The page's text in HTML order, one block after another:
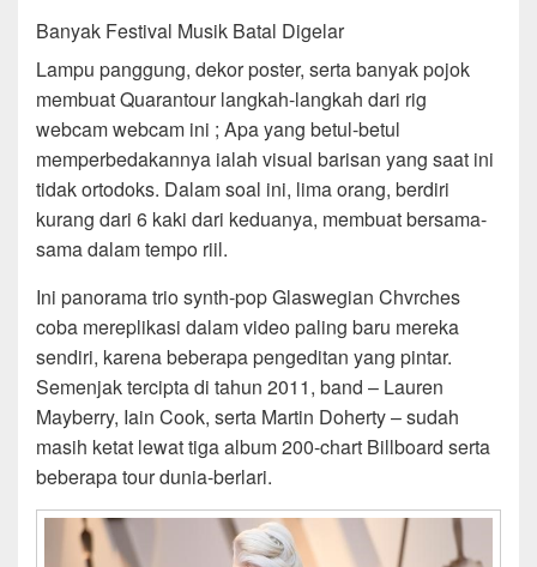
Banyak Festival Musik Batal Digelar
Lampu panggung, dekor poster, serta banyak pojok
membuat Quarantour langkah-langkah dari rig
webcam webcam ini ; Apa yang betul-betul
memperbedakannya ialah visual barisan yang saat ini
tidak ortodoks. Dalam soal ini, lima orang, berdiri
kurang dari 6 kaki dari keduanya, membuat bersama-
sama dalam tempo riil.
Ini panorama trio synth-pop Glaswegian Chvrches
coba mereplikasi dalam video paling baru mereka
sendiri, karena beberapa pengeditan yang pintar.
Semenjak tercipta di tahun 2011, band – Lauren
Mayberry, Iain Cook, serta Martin Doherty – sudah
masih ketat lewat tiga album 200-chart Billboard serta
beberapa tour dunia-berlari.